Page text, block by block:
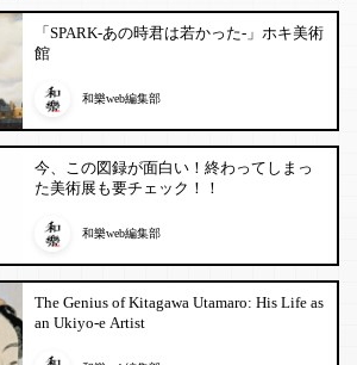
「SPARK-あの時君は若かった-」ホキ美術
館
和樂web編集部
今、この図録が面白い！終わってしまっ
た美術展も要チェック！！
和樂web編集部
The Genius of Kitagawa Utamaro: His Life as
an Ukiyo-e Artist